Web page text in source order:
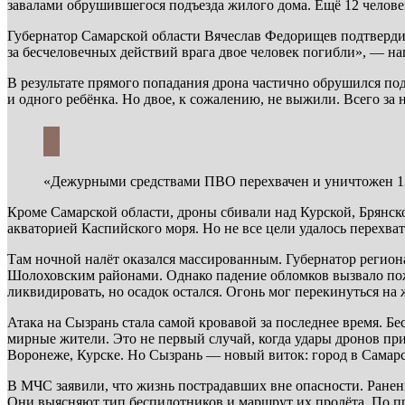
завалами обрушившегося подъезда жилого дома. Ещё 12
Губернатор Самарской области Вячеслав Федорищев
за бесчеловечных действий врага двое человек погибли», —
В результате прямого попадания дрона частично обрушился
и одного ребёнка. Но двое, к сожалению, не выжили. Всего
«Дежурными средствами ПВО перехвачен и уничтожен
Кроме Самарской области, дроны сбивали над Курской,
акваторией Каспийского моря. Но не все цели удалось
Там ночной налёт оказался массированным. Губернатор
Шолоховским районами. Однако падение обломков вызвало
ликвидировать, но осадок остался. Огонь мог перекинуться
Атака на Сызрань стала самой кровавой за последнее время.
мирные жители. Это не первый случай, когда удары дронов
Воронеже, Курске. Но Сызрань — новый виток: город в
В МЧС заявили, что жизнь пострадавших вне опасности.
Они выясняют тип беспилотников и маршрут их пролёта. По